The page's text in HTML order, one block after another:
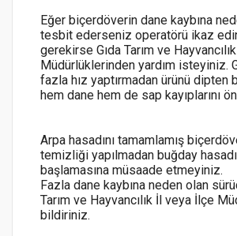
Eğer biçerdöverin dane kaybına
tesbit ederseniz operatörü ikaz
gerekirse Gıda Tarım ve
Müdürlüklerinden yardım isteyiniz.
fazla hız yaptırmadan ürünü dipten
hem dane hem de sap kayıplarını
Arpa hasadını tamamlamış
temizliği yapılmadan buğday
başlamasına müsaade etmeyiniz.
Fazla dane kaybına neden olan
Tarım ve Hayvancılık İl veya İlçe
bildiriniz.